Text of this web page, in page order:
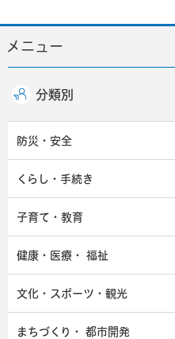
メニュー
分類別
防災・安全
くらし・手続き
子育て・教育
健康・医療・ 福祉
文化・スポーツ・観光
まちづくり・ 都市開発